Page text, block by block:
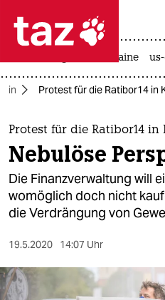
 taz zahl
taz zahl ich
themen
politik
öko
gesellschaft
sport
krieg in der ukraine
Protest für die Ratibor14 in
Protest für die Ratibor14 in
Nebulöse
Die Finanzverwaltung will
womöglich doch nicht
die Verdrängung von
19.5.2020 14:07 Uhr